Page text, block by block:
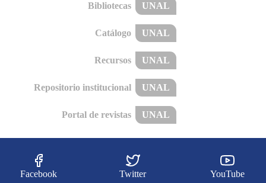
Bibliotecas UNAL
Catálogo UNAL
Recursos UNAL
Repositorio institucional UNAL
Portal de revistas UNAL
Facebook Twitter YouTube